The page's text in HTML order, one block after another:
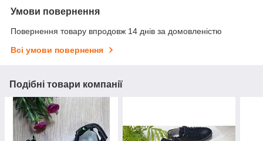
Умови повернення
Повернення товару впродовж 14 днів за домовленістю
Всі умови повернення
Подібні товари компанії